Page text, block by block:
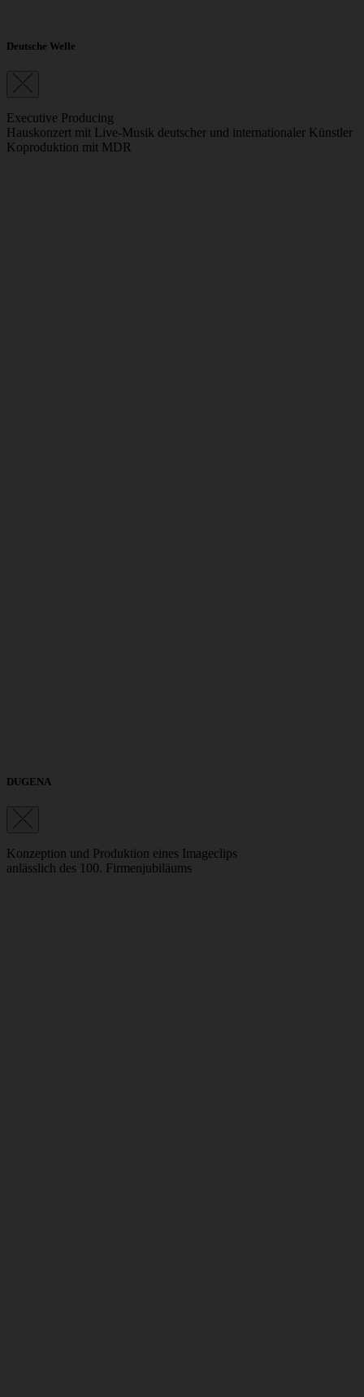
Deutsche Welle
Executive Producing
Hauskonzert mit Live-Musik deutscher und internationaler Künstler
Koproduktion mit MDR
DUGENA
Konzeption und Produktion eines Imageclips
anlässlich des 100. Firmenjubiläums